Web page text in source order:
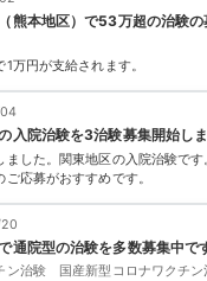
熊本地区）で53万超の治験
1万円が支給されます。
入院治験を3治験募集開始し
ました。関東地区の入院治験で
ご応募がおすすめです。
通院型の治験を多数募集中で
ン治験 国産新型コロナワクチ